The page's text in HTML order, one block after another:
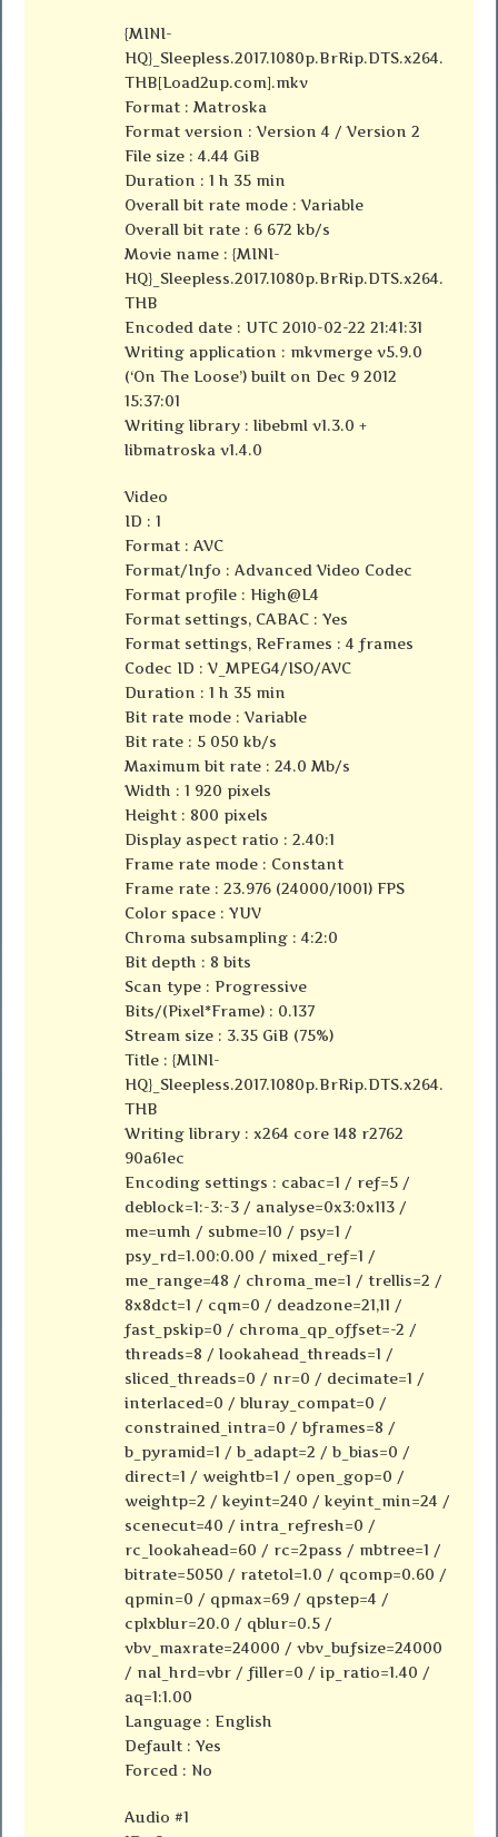
{MINI-
HQ}_Sleepless.2017.1080p.BrRip.DTS.x264.
THB[Load2up.com].mkv
Format : Matroska
Format version : Version 4 / Version 2
File size : 4.44 GiB
Duration : 1 h 35 min
Overall bit rate mode : Variable
Overall bit rate : 6 672 kb/s
Movie name : {MINI-
HQ}_Sleepless.2017.1080p.BrRip.DTS.x264.
THB
Encoded date : UTC 2010-02-22 21:41:31
Writing application : mkvmerge v5.9.0
(‘On The Loose’) built on Dec 9 2012
15:37:01
Writing library : libebml v1.3.0 +
libmatroska v1.4.0
Video
ID : 1
Format : AVC
Format/Info : Advanced Video Codec
Format profile : High@L4
Format settings, CABAC : Yes
Format settings, ReFrames : 4 frames
Codec ID : V_MPEG4/ISO/AVC
Duration : 1 h 35 min
Bit rate mode : Variable
Bit rate : 5 050 kb/s
Maximum bit rate : 24.0 Mb/s
Width : 1 920 pixels
Height : 800 pixels
Display aspect ratio : 2.40:1
Frame rate mode : Constant
Frame rate : 23.976 (24000/1001) FPS
Color space : YUV
Chroma subsampling : 4:2:0
Bit depth : 8 bits
Scan type : Progressive
Bits/(Pixel*Frame) : 0.137
Stream size : 3.35 GiB (75%)
Title : {MINI-
HQ}_Sleepless.2017.1080p.BrRip.DTS.x264.
THB
Writing library : x264 core 148 r2762
90a61ec
Encoding settings : cabac=1 / ref=5 /
deblock=1:-3:-3 / analyse=0x3:0x113 /
me=umh / subme=10 / psy=1 /
psy_rd=1.00:0.00 / mixed_ref=1 /
me_range=48 / chroma_me=1 / trellis=2 /
8x8dct=1 / cqm=0 / deadzone=21,11 /
fast_pskip=0 / chroma_qp_offset=-2 /
threads=8 / lookahead_threads=1 /
sliced_threads=0 / nr=0 / decimate=1 /
interlaced=0 / bluray_compat=0 /
constrained_intra=0 / bframes=8 /
b_pyramid=1 / b_adapt=2 / b_bias=0 /
direct=1 / weightb=1 / open_gop=0 /
weightp=2 / keyint=240 / keyint_min=24 /
scenecut=40 / intra_refresh=0 /
rc_lookahead=60 / rc=2pass / mbtree=1 /
bitrate=5050 / ratetol=1.0 / qcomp=0.60 /
qpmin=0 / qpmax=69 / qpstep=4 /
cplxblur=20.0 / qblur=0.5 /
vbv_maxrate=24000 / vbv_bufsize=24000
/ nal_hrd=vbr / filler=0 / ip_ratio=1.40 /
aq=1:1.00
Language : English
Default : Yes
Forced : No
Audio #1